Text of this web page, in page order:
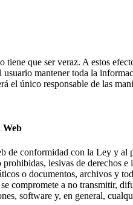
que ser veraz. A estos
mantener toda la
el único responsable de las
Web
de conformidad con la Ley y al
lesivas de derechos
o documentos, archivos y
compromete a no transmitir,
software y, en general,